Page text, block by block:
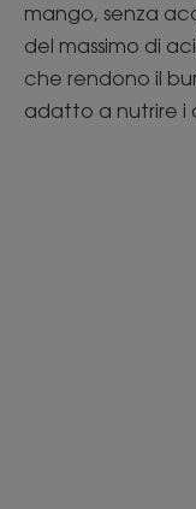
mango, senza
del massimo di
che rendono il
adatto a nutrire i